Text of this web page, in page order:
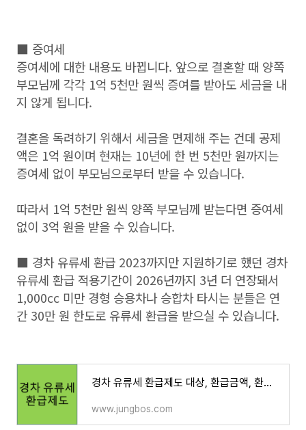
■ 증여세
증여세에 대한 내용도 바뀝니다. 앞으로 결혼할 때 양쪽
부모님께 각각 1억 5천만 원씩 증여를 받아도 세금을 내
지 않게 됩니다.
결혼을 독려하기 위해서 세금을 면제해 주는 건데 공제
액은 1억 원이며 현재는 10년에 한 번 5천만 원까지는
증여세 없이 부모님으로부터 받을 수 있습니다.
따라서 1억 5천만 원씩 양쪽 부모님께 받는다면 증여세
없이 3억 원을 받을 수 있습니다.
■ 경차 유류세 환급 2023까지만 지원하기로 했던 경차
유류세 환급 적용기간이 2026년까지 3년 더 연장돼서
1,000cc 미만 경형 승용차나 승합차 타시는 분들은 연
간 30만 원 한도로 유류세 환급을 받으실 수 있습니다.
경차 유류세 환급제도 대상, 환급금액, 환급카드 신청방법
www.jungbos.com